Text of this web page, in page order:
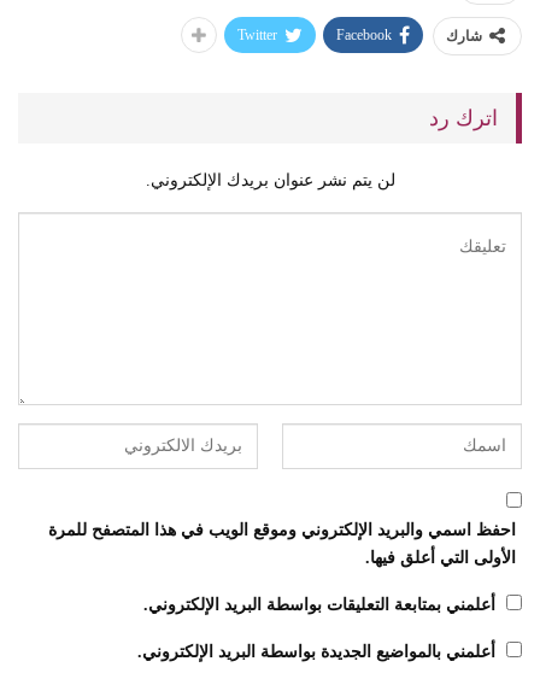
شارك Facebook
Twitter
اترك رد
لن يتم نشر عنوان بريدك الإلكتروني.
احفظ اسمي والبريد الإلكتروني وموقع الويب في هذا المتصفح للمرة
الأولى التي أعلق فيها.
أعلمني بمتابعة التعليقات بواسطة البريد الإلكتروني.
أعلمني بالمواضيع الجديدة بواسطة البريد الإلكتروني.